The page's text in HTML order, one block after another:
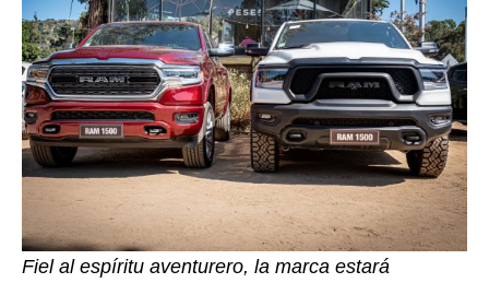
Fiel al espíritu aventurero, la marca estará